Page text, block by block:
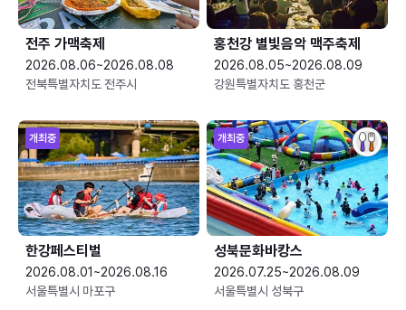
전주 가맥축제
2026.08.06~2026.08.08
전북특별자치도 전주시
홍천강 별빛음악 맥주축제
2026.08.05~2026.08.09
강원특별자치도 홍천군
개최중
한강페스티벌
2026.08.01~2026.08.16
서울특별시 마포구
개최중
성북문화바캉스
2026.07.25~2026.08.09
서울특별시 성북구